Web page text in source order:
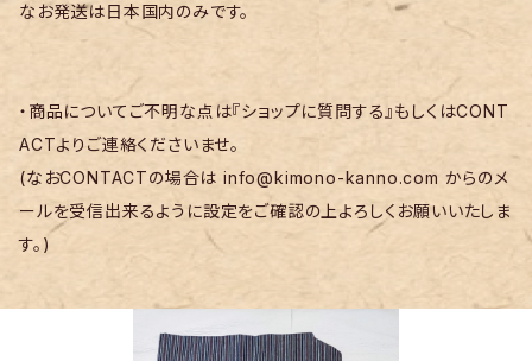
なお発送は日本国内のみです。
・商品についてご不明な点は『ショップに質問する』もしくはCONT
ACTよりご連絡くださいませ。
(なおCONTACTの場合はinfo@kimono-kanno.com からのメ
ールを受信出来るように設定をご確認の上よろしくお願いいたしま
す。)